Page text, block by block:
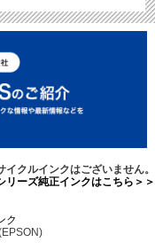
クルインクはございません。
リーズ純正インクはこちら＞＞
ク